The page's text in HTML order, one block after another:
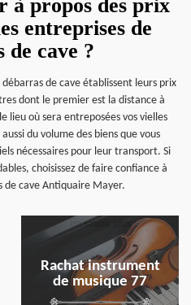
à propos des prix
entreprises de
de cave ?
de cave établissent leurs prix
dont le premier est la distance à
lieu où sera entreposées vos vielles
du volume des biens que vous
nécessaires pour leur transport. Si
choisissez de faire confiance à
de cave Antiquaire Mayer.
Rachat instrument
de musique 77
en savoir plus